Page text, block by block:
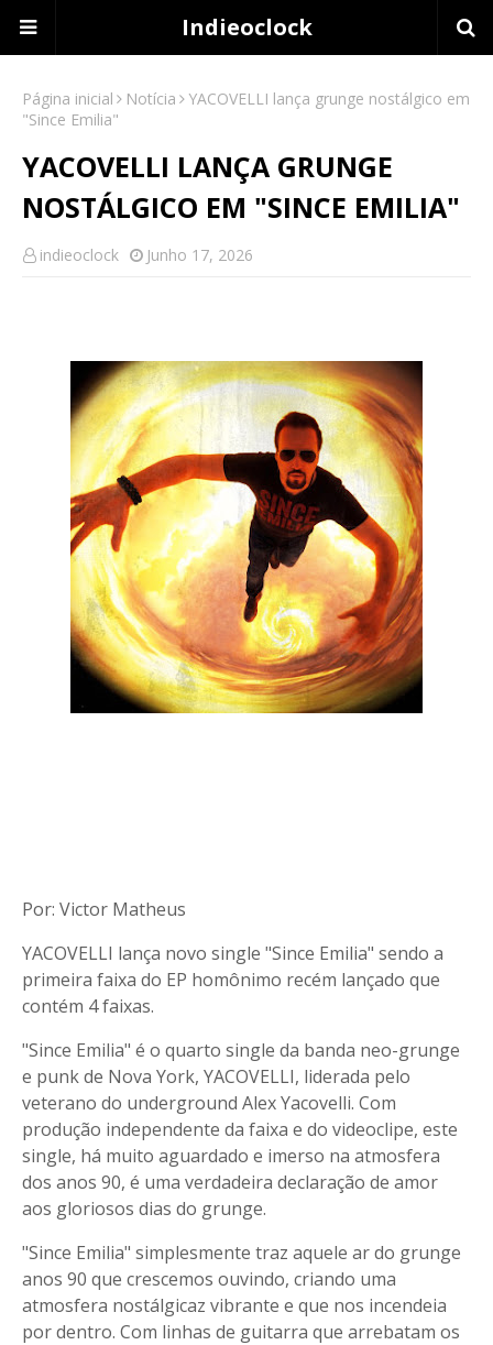
Indieoclock
Página inicial Notícia
YACOVELLI lança grunge nostálgico em
"Since Emilia"
YACOVELLI LANÇA GRUNGE
NOSTÁLGICO EM "SINCE EMILIA"
indieoclock Junho 17, 2026
Por: Victor Matheus
YACOVELLI lança novo single "Since Emilia" sendo a
primeira faixa do EP homônimo recém lançado que
contém 4 faixas.
"Since Emilia" é o quarto single da banda neo-grunge
e punk de Nova York, YACOVELLI, liderada pelo
veterano do underground Alex Yacovelli. Com
produção independente da faixa e do videoclipe, este
single, há muito aguardado e imerso na atmosfera
dos anos 90, é uma verdadeira declaração de amor
aos gloriosos dias do grunge.
"Since Emilia" simplesmente traz aquele ar do grunge
anos 90 que crescemos ouvindo, criando uma
atmosfera nostálgicaz vibrante e que nos incendeia
por dentro. Com linhas de guitarra que arrebatam os